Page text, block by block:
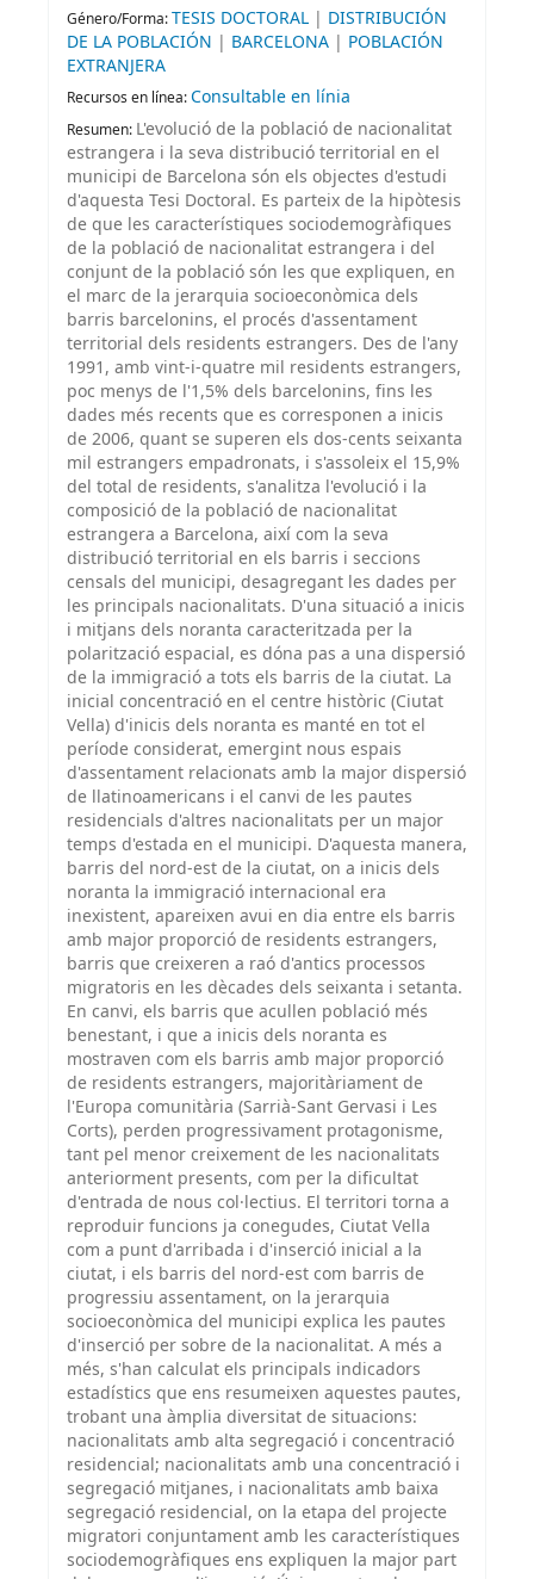
Género/Forma:TESIS DOCTORAL | DISTRIBUCIÓN
DE LA POBLACIÓN | BARCELONA | POBLACIÓN
EXTRANJERA
Recursos en línea:Consultable en línia
Resumen: L'evolució de la població de nacionalitat
estrangera i la seva distribució territorial en el
municipi de Barcelona són els objectes d'estudi
d'aquesta Tesi Doctoral. Es parteix de la hipòtesis
de que les característiques sociodemogràfiques
de la població de nacionalitat estrangera i del
conjunt de la població són les que expliquen, en
el marc de la jerarquia socioeconòmica dels
barris barcelonins, el procés d'assentament
territorial dels residents estrangers. Des de l'any
1991, amb vint-i-quatre mil residents estrangers,
poc menys de l'1,5% dels barcelonins, fins les
dades més recents que es corresponen a inicis
de 2006, quant se superen els dos-cents seixanta
mil estrangers empadronats, i s'assoleix el 15,9%
del total de residents, s'analitza l'evolució i la
composició de la població de nacionalitat
estrangera a Barcelona, així com la seva
distribució territorial en els barris i seccions
censals del municipi, desagregant les dades per
les principals nacionalitats. D'una situació a inicis
i mitjans dels noranta caracteritzada per la
polarització espacial, es dóna pas a una dispersió
de la immigració a tots els barris de la ciutat. La
inicial concentració en el centre històric (Ciutat
Vella) d'inicis dels noranta es manté en tot el
període considerat, emergint nous espais
d'assentament relacionats amb la major dispersió
de llatinoamericans i el canvi de les pautes
residencials d'altres nacionalitats per un major
temps d'estada en el municipi. D'aquesta manera,
barris del nord-est de la ciutat, on a inicis dels
noranta la immigració internacional era
inexistent, apareixen avui en dia entre els barris
amb major proporció de residents estrangers,
barris que creixeren a raó d'antics processos
migratoris en les dècades dels seixanta i setanta.
En canvi, els barris que acullen població més
benestant, i que a inicis dels noranta es
mostraven com els barris amb major proporció
de residents estrangers, majoritàriament de
l'Europa comunitària (Sarrià-Sant Gervasi i Les
Corts), perden progressivament protagonisme,
tant pel menor creixement de les nacionalitats
anteriorment presents, com per la dificultat
d'entrada de nous col·lectius. El territori torna a
reproduir funcions ja conegudes, Ciutat Vella
com a punt d'arribada i d'inserció inicial a la
ciutat, i els barris del nord-est com barris de
progressiu assentament, on la jerarquia
socioeconòmica del municipi explica les pautes
d'inserció per sobre de la nacionalitat. A més a
més, s'han calculat els principals indicadors
estadístics que ens resumeixen aquestes pautes,
trobant una àmplia diversitat de situacions:
nacionalitats amb alta segregació i concentració
residencial; nacionalitats amb una concentració i
segregació mitjanes, i nacionalitats amb baixa
segregació residencial, on la etapa del projecte
migratori conjuntament amb les característiques
sociodemogràfiques ens expliquen la major part